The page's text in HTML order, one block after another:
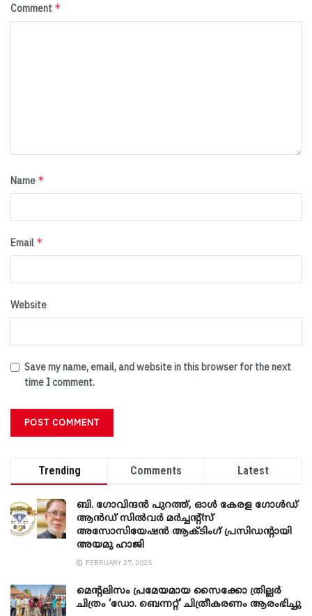
Comment *
Name *
Email *
Website
Save my name, email, and website in this browser for the next
time I comment.
Trending Comments Latest
ബി. ​ഗോവിന്ദൻ പുറത്ത്, ഓൾ കേരള ഗോൾഡ്
ആൻഡ് സിൽവർ മർച്ചന്റ്സ്
അസോസിയേഷൻ ആക്ടിംഗ് പ്രസിഡന്റായി
അയമു ഹാജി
FEBRUARY 27, 2025
മെന്‍റലിസം പ്രമേയമായ സൈക്കോ ത്രില്ലർ
ചിത്രം ‘ഡോ. ബെന്നറ്റ്’ ചിത്രീകരണം ആരംഭിച്ചു